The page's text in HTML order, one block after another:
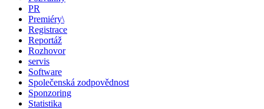
PR
Premiéry\
Registrace
Reportáž
Rozhovor
servis
Software
Společenská zodpovědnost
Sponzoring
Statistika